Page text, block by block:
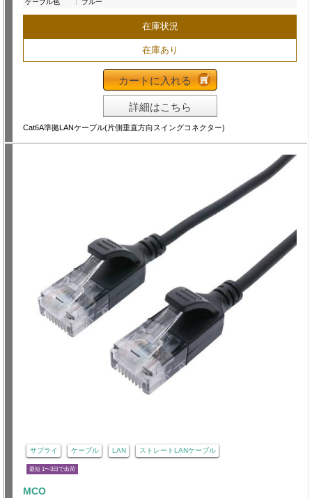
ケーブル色
: ブルー
在庫状況
在庫あり
カートに入れる
詳細はこちら
Cat6A準拠LANケーブル(片側垂直方向スイングコネクター)
サプライ ケーブル LAN ストレートLANケーブル
最短 1〜3日で出荷
MCO